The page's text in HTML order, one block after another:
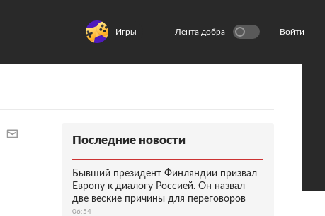
Игры Лента добра Войти
Последние новости
Бывший президент Финляндии призвал
Европу к диалогу Россией. Он назвал
две веские причины для переговоров
06:54